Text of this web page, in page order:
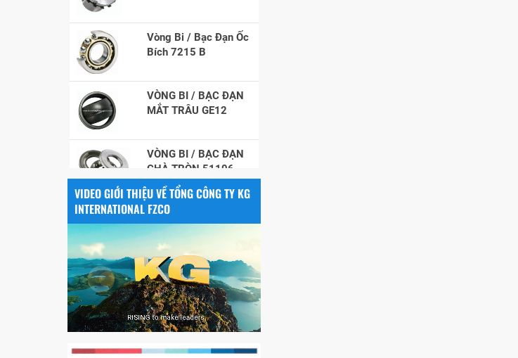
Vòng Bi / Bạc Đạn Ốc
Bích 7215 B
VÒNG BI / BẠC ĐẠN
MẮT TRÂU GE12
VÒNG BI / BẠC ĐẠN
CHÀ TRÒN 51106
VÒNG BI / BẠC ĐẠN
NHÀO CÀ NA 24134
Vòng bi / Bạc đạn
tròn : 698
VÒNG BI PHS20
VIDEO GIỚI THIỆU VỀ TỔNG CÔNG TY KG
INTERNATIONAL FZCO